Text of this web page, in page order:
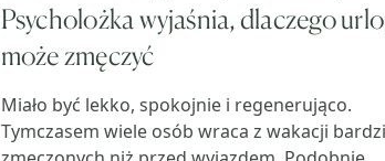
Psycholożka wyjaśnia, dlaczego
może zmęczyć
Miało być lekko, spokojnie i regenerująco.
Tymczasem wiele osób wraca z wakacji